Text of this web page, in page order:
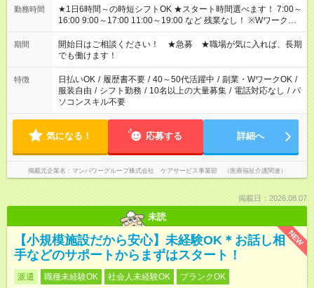
勤務時間
★1日6時間～の時短シフトOK ★スタート時間選べます！ 7:00～
16:00 9:00～17:00 11:00～19:00 など 残業なし！ ※Wワークの
場合、他のお仕事と合わせ週40時間超の就業はご案内できませ
ん ※法令に基づき、週20時間以上勤務は社会保険への加入対象
となります ※労働者派遣法（日雇い派遣の原則禁止）により、
短時間・短期間の就業はご案内が難しい場合があります
期間
開始日はご相談ください！ ★急募 ★職場が気に入れば、長期
でも働けます！
特徴 日払いOK / 履歴書不要 / 40～50代活躍中 / 副業・WワークOK /
服装自由 / シフト勤務 / 10名以上の大量募集 / 電話対応なし / パ
ソコンスキル不要
気になる！ 応募する 詳細へ
掲載元企業名 マンパワーグループ株式会社 ケアサービス事業部 （医療福祉介護関連）
掲載日：2026.08.07
未読
NEW
【小規模施設だから安心】未経験OK＊お話し相
手などのサポートからまずはスタート！
派遣 職種未経験OK 社会人未経験OK
ブランクOK